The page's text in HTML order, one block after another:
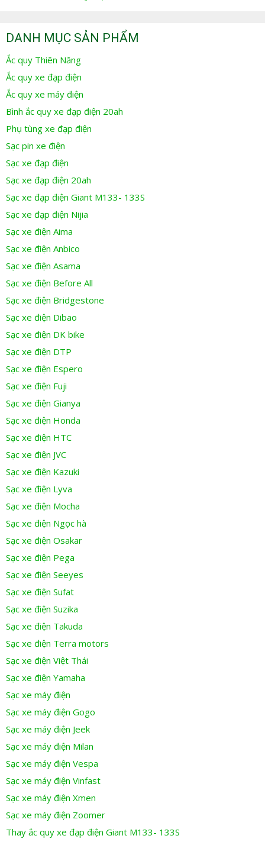
DANH MỤC SẢN PHẨM
Ắc quy Thiên Năng
Ắc quy xe đạp điện
Ắc quy xe máy điện
Bình ắc quy xe đạp điện 20ah
Phụ tùng xe đạp điện
Sạc pin xe điện
Sạc xe đạp điện
Sạc xe đạp điện 20ah
Sạc xe đạp điện Giant M133- 133S
Sạc xe đạp điện Nijia
Sạc xe điện Aima
Sạc xe điện Anbico
Sạc xe điện Asama
Sạc xe điện Before All
Sạc xe điện Bridgestone
Sạc xe điện Dibao
Sạc xe điện DK bike
Sạc xe điện DTP
Sạc xe điện Espero
Sạc xe điện Fuji
Sạc xe điện Gianya
Sạc xe điện Honda
Sạc xe điện HTC
Sạc xe điện JVC
Sạc xe điện Kazuki
Sạc xe điện Lyva
Sạc xe điện Mocha
Sạc xe điện Ngọc hà
Sạc xe điện Osakar
Sạc xe điện Pega
Sạc xe điện Seeyes
Sạc xe điện Sufat
Sạc xe điện Suzika
Sạc xe điện Takuda
Sạc xe điện Terra motors
Sạc xe điện Việt Thái
Sạc xe điện Yamaha
Sạc xe máy điện
Sạc xe máy điện Gogo
Sạc xe máy điện Jeek
Sạc xe máy điện Milan
Sạc xe máy điện Vespa
Sạc xe máy điện Vinfast
Sạc xe máy điện Xmen
Sạc xe máy điện Zoomer
Thay ắc quy xe đạp điện Giant M133- 133S